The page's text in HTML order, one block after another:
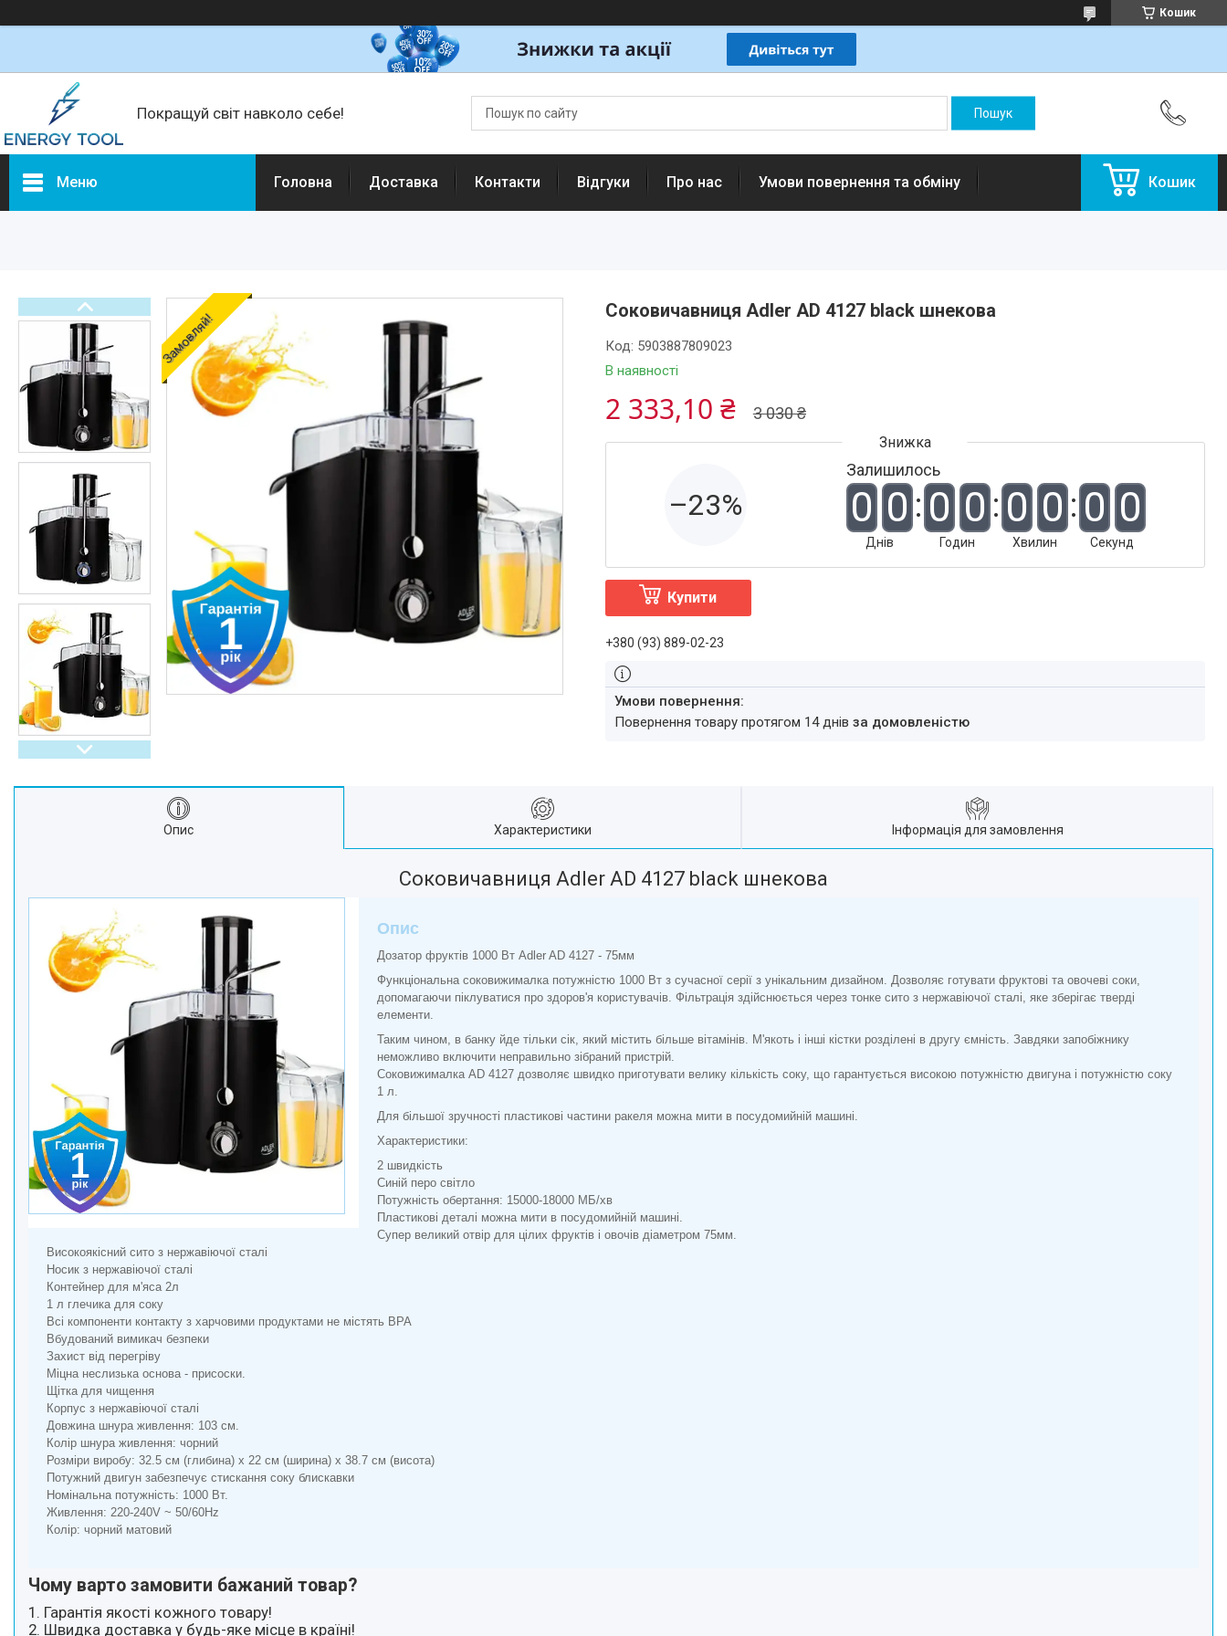
Кошик
Покращуй світ навколо себе!
Меню
Техніка для кухні
Кліматична техніка
Товари для дому
Будівельне обладнання та
інструмент
Oбладнання та пристрої
Садово-паркова техніка
Дача, сад і город
Енергонезалежність
Активний відпочинок, туризм
та хобі
Краса та здоровʼя
Автотовари
Техніка для кухні
Техніка для дому
Електроніка
Краса та Здоров'я
Спорт і туризм
Посуд
Для тварин
Світ інструмента
Техніка для Кухні
Для тварин
Продукти Живлення
Посуд
Світ інструмента
Побутова Хімія
Головна Доставка Контакти Відгуки Про нас Умови повернення та обміну Кошик
Замовляй!
Соковичавниця Adler AD 4127 black шнекова
В наявності
Код: 5903887809023
3 030 ₴
2 333,10 ₴
–23%
Залишилось
0 0
Днів
0 0
Годин
0 0
Хвилин
0 0
Секунд
Купити
+380 (93) 889-02-23
повернення товару протягом 14 днів за домовленістю
Опис Характеристики Інформація для замовлення
Соковичавниця Adler AD 4127 black шнекова
Опис
Дозатор фруктів 1000 Вт Adler AD 4127 - 75мм
Функціональна соковижималка потужністю 1000 Вт з сучасної серії з унікальним дизайном. Дозволяє готувати фруктові та овочеві соки,
допомагаючи піклуватися про здоров'я користувачів. Фільтрація здійснюється через тонке сито з нержавіючої сталі, яке зберігає тверді
елементи.
Таким чином, в банку йде тільки сік, який містить більше вітамінів. М'якоть і інші кістки розділені в другу ємність. Завдяки запобіжнику
неможливо включити неправильно зібраний пристрій.
Соковижималка AD 4127 дозволяє швидко приготувати велику кількість соку, що гарантується високою потужністю двигуна і потужністю соку
1 л.
Для більшої зручності пластикові частини ракеля можна мити в посудомийній машині.
Характеристики:
2 швидкість
Синій перо світло
Потужність обертання: 15000-18000 МБ/хв
Пластикові деталі можна мити в посудомийній машині.
Супер великий отвір для цілих фруктів і овочів діаметром 75мм.
Високоякісний сито з нержавіючої сталі
Носик з нержавіючої сталі
Контейнер для м'яса 2л
1 л глечика для соку
Всі компоненти контакту з харчовими продуктами не містять BPA
Вбудований вимикач безпеки
Захист від перегріву
Міцна неслизька основа - присоски.
Щітка для чищення
Корпус з нержавіючої сталі
Довжина шнура живлення: 103 см.
Колір шнура живлення: чорний
Розміри виробу: 32.5 см (глибина) x 22 см (ширина) x 38.7 см (висота)
Потужний двигун забезпечує стискання соку блискавки
Номінальна потужність: 1000 Вт.
Живлення: 220-240V ~ 50/60Hz
Колір: чорний матовий
Чому варто замовити бажаний товар?
1. Гарантія якості кожного товару!
2. Швидка доставка у будь-яке місце в країні!